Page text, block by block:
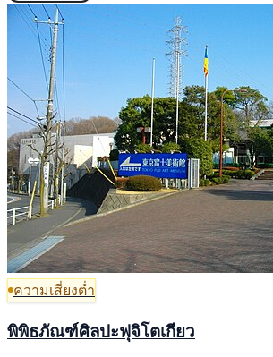
ความเสี่ยงต่ำ
พิพิธภัณฑ์ศิลปะฟุจิโตเกียว